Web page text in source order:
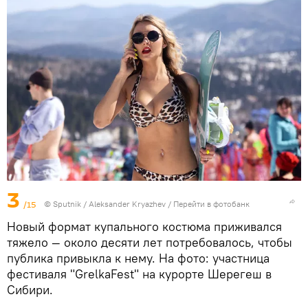
3 /15 © Sputnik / Aleksander Kryazhev / Перейти в фотобанк
Новый формат купального костюма приживался
тяжело — около десяти лет потребовалось, чтобы
публика привыкла к нему. На фото: участница
фестиваля "GrelkaFest" на курорте Шерегеш в
Сибири.